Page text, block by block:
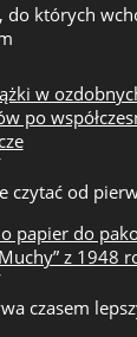
do których
w
po
czytać od
o papier do
z 1948
czasem